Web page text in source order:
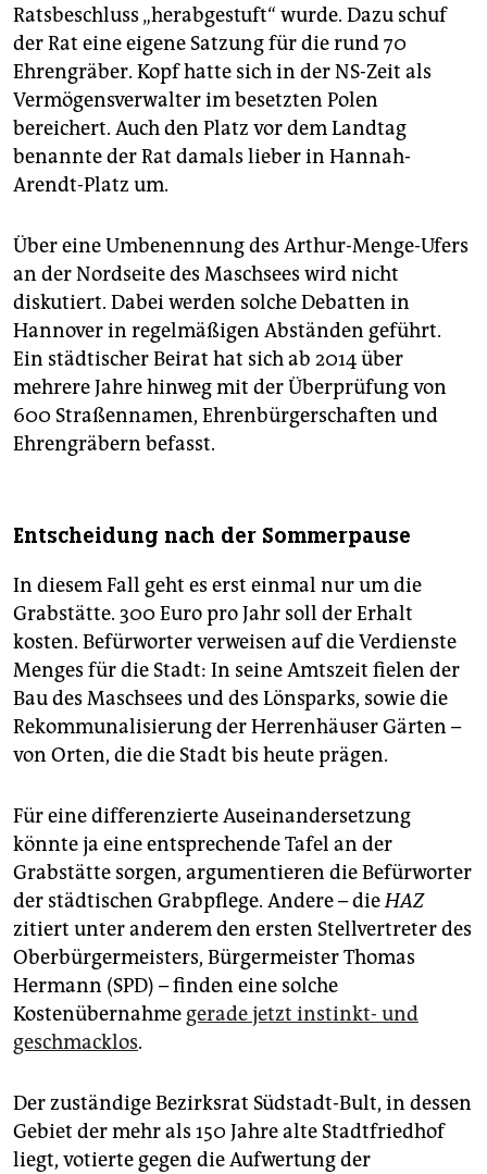
Ratsbeschluss „herabgestuft“ wurde. Dazu schuf
der Rat eine eigene Satzung für die rund 70
Ehrengräber. Kopf hatte sich in der NS-Zeit als
Vermögensverwalter im besetzten Polen
bereichert. Auch den Platz vor dem Landtag
benannte der Rat damals lieber in Hannah-
Arendt-Platz um.
Über eine Umbenennung des Arthur-Menge-Ufers
an der Nordseite des Maschsees wird nicht
diskutiert. Dabei werden solche Debatten in
Hannover in regelmäßigen Abständen geführt.
Ein städtischer Beirat hat sich ab 2014 über
mehrere Jahre hinweg mit der Überprüfung von
600 Straßennamen, Ehrenbürgerschaften und
Ehrengräbern befasst.
Entscheidung nach der Sommerpause
In diesem Fall geht es erst einmal nur um die
Grabstätte. 300 Euro pro Jahr soll der Erhalt
kosten. Befürworter verweisen auf die Verdienste
Menges für die Stadt: In seine Amtszeit fielen der
Bau des Maschsees und des Lönsparks, sowie die
Rekommunalisierung der Herrenhäuser Gärten –
von Orten, die die Stadt bis heute prägen.
Für eine differenzierte Auseinandersetzung
könnte ja eine entsprechende Tafel an der
Grabstätte sorgen, argumentieren die Befürworter
der städtischen Grabpflege. Andere – dieHAZ
zitiert unter anderem den ersten Stellvertreter des
Oberbürgermeisters, Bürgermeister Thomas
Hermann (SPD) – finden eine solche
Kostenübernahme gerade jetzt in­stinkt- und
geschmacklos.
Der zuständige Bezirksrat Südstadt-Bult, in dessen
Gebiet der mehr als 150 Jahre alte Stadtfriedhof
liegt, votierte gegen die Aufwertung der